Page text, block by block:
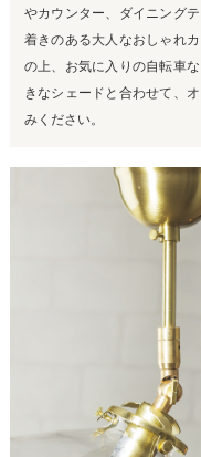
やカウンター、ダイニング
着きのある大人なおしゃれ
の上、お気に入りの自転車
きなシェードと合わせて、
みください。